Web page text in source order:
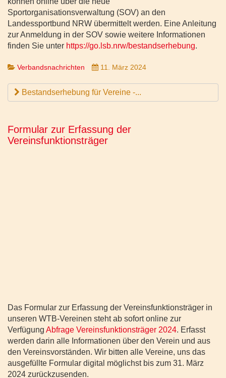
Sportorganisationsverwaltung (SOV) an den
Landessportbund NRW übermittelt werden. Eine Anleitung
zur Anmeldung in der SOV sowie weitere Informationen
finden Sie unter https://go.lsb.nrw/bestandserhebung.
Verbandsnachrichten 11. März 2024
Bestandserhebung für Vereine -...
Formular zur Erfassung der
Vereinsfunktionsträger
Das Formular zur Erfassung der Vereinsfunktionsträger in
unseren WTB-Vereinen steht ab sofort online zur
Verfügung Abfrage Vereinsfunktionsträger 2024. Erfasst
werden darin alle Informationen über den Verein und aus
den Vereinsvorständen. Wir bitten alle Vereine, uns das
ausgefüllte Formular digital möglichst bis zum 31. März
2024 zurückzusenden.